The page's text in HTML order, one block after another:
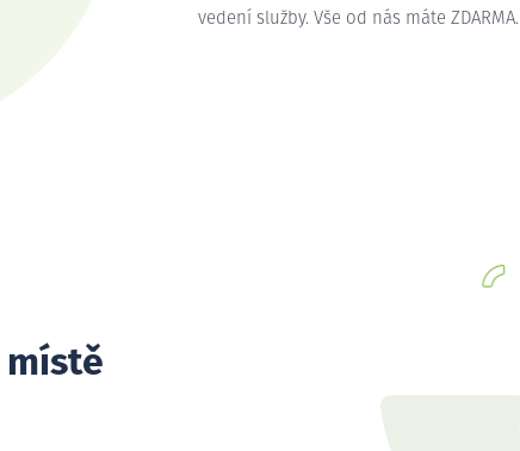
vedení služby. Vše od nás máte ZDARMA.